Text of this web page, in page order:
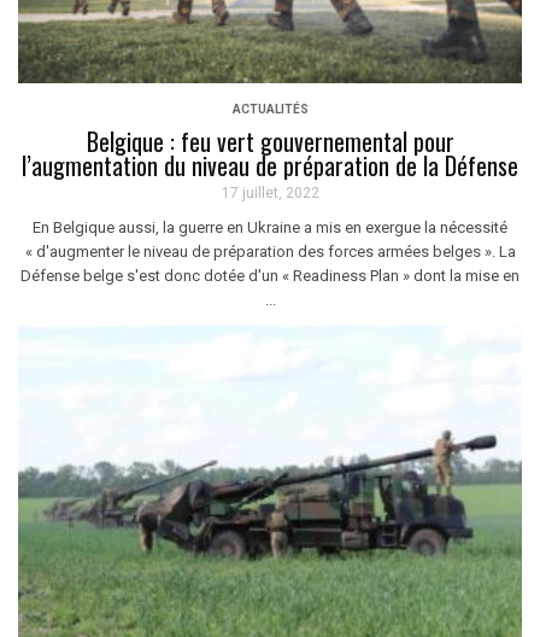
ACTUALITÉS
Belgique : feu vert gouvernemental pour
l’augmentation du niveau de préparation de la Défense
17 juillet, 2022
En Belgique aussi, la guerre en Ukraine a mis en exergue la nécessité
« d'augmenter le niveau de préparation des forces armées belges ». La
Défense belge s'est donc dotée d'un « Readiness Plan » dont la mise en
...